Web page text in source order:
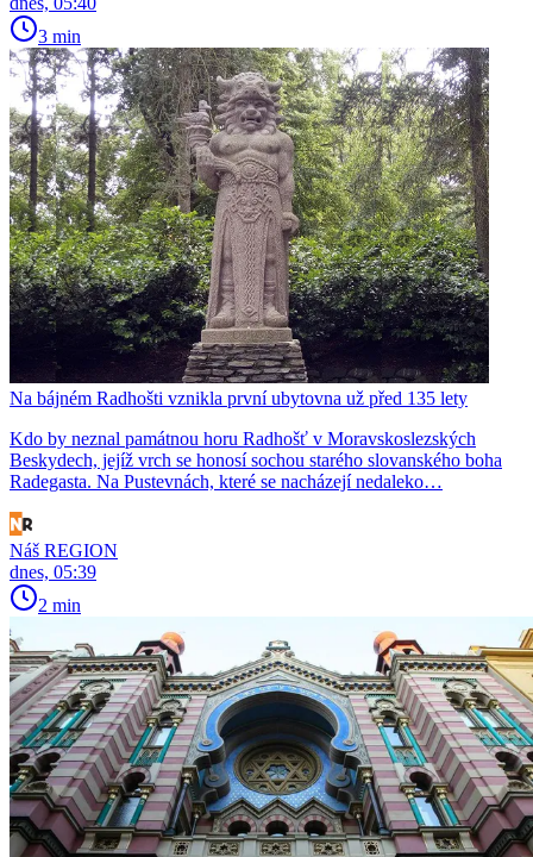
3 min
Na bájném Radhošti vznikla první ubytovna už před 135 lety
Kdo by neznal památnou horu Radhošť v Moravskoslezských
Beskydech, jejíž vrch se honosí sochou starého slovanského boha
Radegasta. Na Pustevnách, které se nacházejí nedaleko…
Náš REGION
dnes, 05:39
2 min